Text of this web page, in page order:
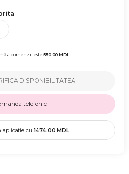
a comenzii este550.00MDL
DISPONIBILITATEA
telefonic
aplicatie cu 1474.00 MDL